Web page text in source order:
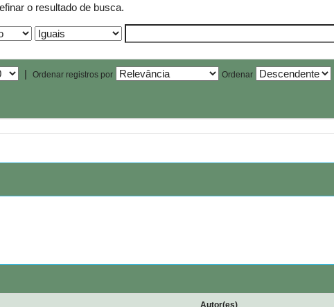
o resultado de busca.
| Ordenar registros por Ordenar
Autor(es)